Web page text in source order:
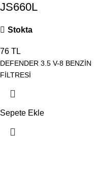
JS660L
Stokta
76 TL
DEFENDER 3.5 V-8 BENZİN
FİLTRESİ
Sepete Ekle